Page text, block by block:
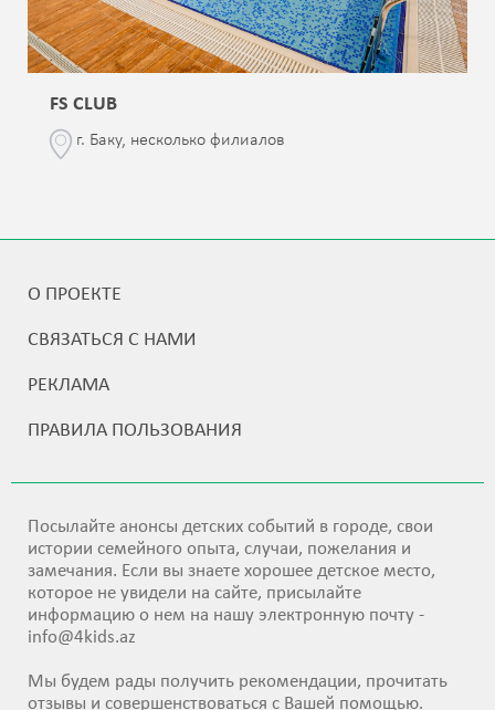
FS CLUB
г. Баку, несколько филиалов
О ПРОЕКТЕ
СВЯЗАТЬСЯ С НАМИ
РЕКЛАМА
ПРАВИЛА ПОЛЬЗОВАНИЯ
Посылайте анонсы детских событий в городе, свои
истории семейного опыта, случаи, пожелания и
замечания. Если вы знаете хорошее детское место,
которое не увидели на сайте, присылайте
информацию о нем на нашу электронную почту -
info@4kids.az
Мы будем рады получить рекомендации, прочитать
отзывы и совершенствоваться с Вашей помощью.